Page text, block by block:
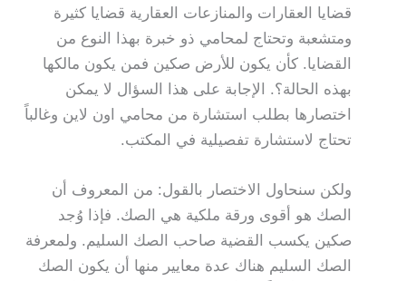
قضايا العقارات والمنازعات العقارية قضايا كثيرة
ومتشعبة وتحتاج لمحامي ذو خبرة بهذا النوع من
القضايا. كأن يكون للأرض صكين فمن يكون مالكها
بهذه الحالة؟. الإجابة على هذا السؤال لا يمكن
اختصارها بطلب استشارة من محامي اون لاين وغالباً
تحتاج لاستشارة تفصيلية في المكتب.
ولكن سنحاول الاختصار بالقول: من المعروف أن
الصك هو أقوى ورقة ملكية هي الصك. فإذا وُجد
صكين يكسب القضية صاحب الصك السليم. ولمعرفة
الصك السليم هناك عدة معايير منها أن يكون الصك